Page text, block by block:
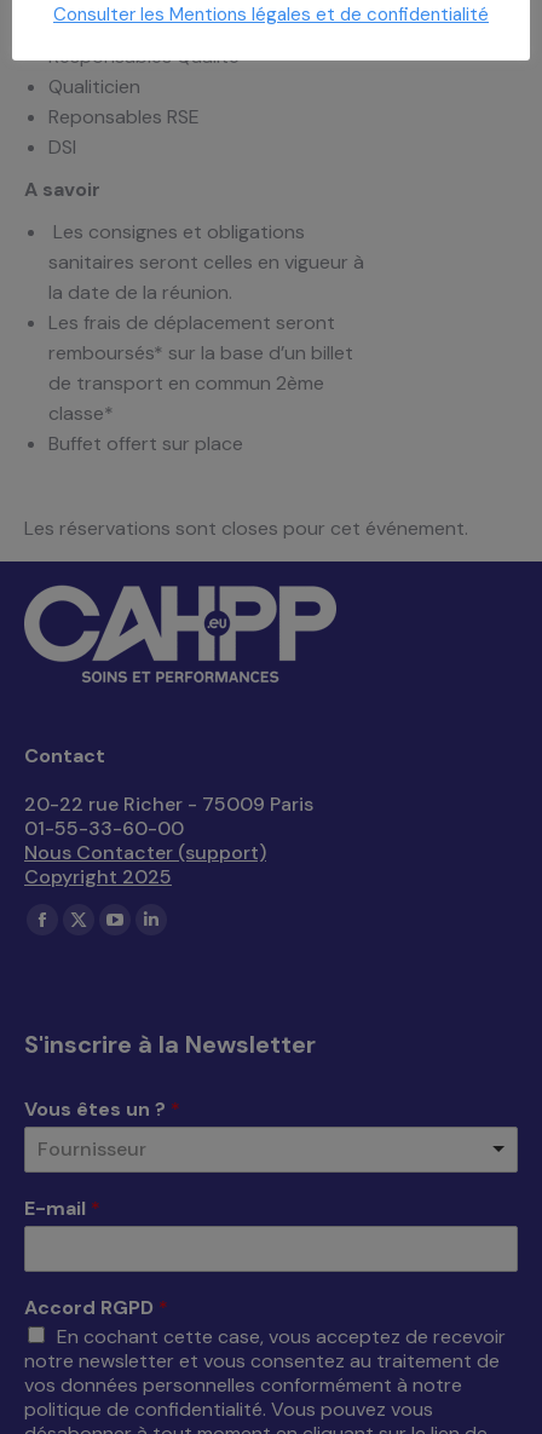
Responsables de bloc
Responsables Qualité
Qualiticien
Reponsables RSE
DSI
A savoir
Les consignes et obligations
sanitaires seront celles en vigueur à
la date de la réunion.
Les frais de déplacement seront
remboursés* sur la base d’un billet
de transport en commun 2ème
classe*
Buffet offert sur place
Les réservations sont closes pour cet événement.
Contact
20-22 rue Richer - 75009 Paris
01-55-33-60-00
Nous Contacter (support)
Copyright 2025
Trouvez nous sur :
La
dans
nouvelle
fenêtre
La
dans
nouvelle
fenêtre
La
dans
nouvelle
fenêtre
La
dans
nouvelle
S'inscrire à la Newsletter
Vous êtes un ? *
Fournisseur
E-mail *
Accord RGPD *
En cochant cette case, vous acceptez de recevoir
notre newsletter et vous consentez au traitement de
vos données personnelles conformément à notre
politique de confidentialité. Vous pouvez vous
Consulter les Mentions légales et de confidentialité